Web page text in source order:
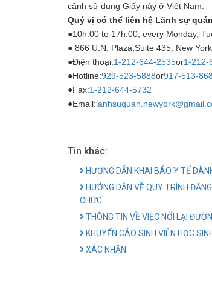
cảnh sử dụng Giấy này ở Việt Nam.
Quý vị có thể liên hệ Lãnh sự
●10h:00 to 17h:00, every Monday,
● 866 U.N. Plaza,Suite 435, New
●Điện thoại:1-212-644-2535or1-212-
●Hotline:929-523-5888or917-513-
●Fax:1-212-644-5732
●Email:
Tin khác:
HƯỚNG DẪN KHAI BÁO Y TẾ
HƯỚNG DẪN VỀ QUY TRÌNH
CHỨC
THÔNG TIN VỀ VIỆC NỐI LẠI
KHUYẾN CÁO SINH VIÊN HỌC
XÁC NHẬN